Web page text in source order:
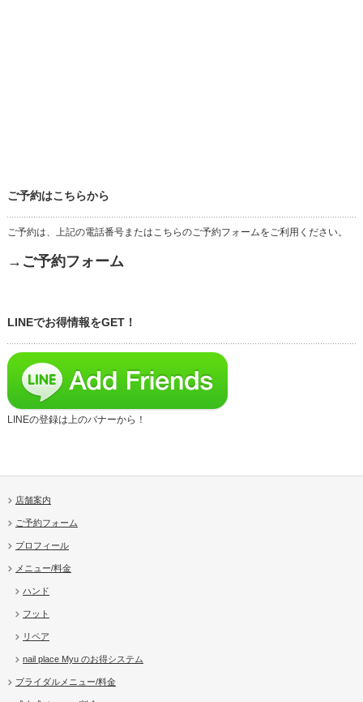
ご予約はこちらから
ご予約は、上記の電話番号またはこちらのご予約フォームをご利用ください。
→ご予約フォーム
LINEでお得情報をGET！
LINEの登録は上のバナーから！
店舗案内
ご予約フォーム
プロフィール
メニュー/料金
ハンド
フット
リペア
nail place Myu のお得システム
ブライダルメニュー/料金